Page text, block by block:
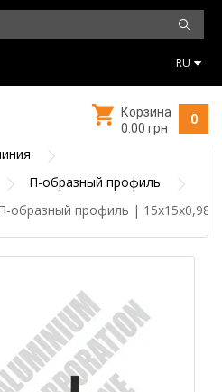
RU
0
Корзина
0.00 грн
П-образный профиль
образный профиль | 15х15х0,98